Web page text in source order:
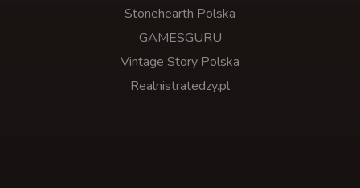
Stonehearth Polska
GAMESGURU
Vintage Story Polska
Realnistratedzy.pl